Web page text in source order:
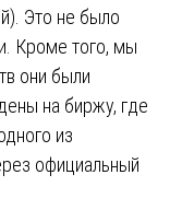
Это не было
Кроме того, мы
они были
на биржу, где
из
официальный